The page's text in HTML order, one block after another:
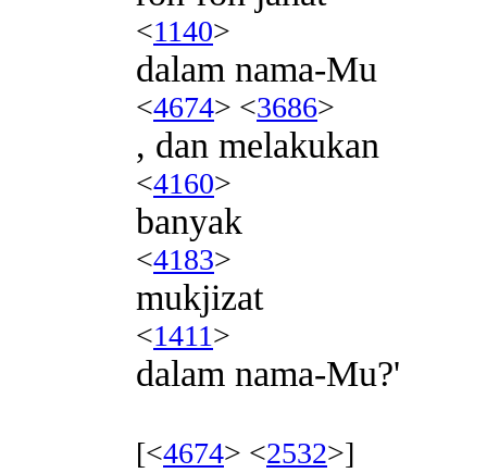
<1140>
dalam nama-Mu
<4674> <3686>
, dan melakukan
<4160>
banyak
<4183>
mukjizat
<1411>
dalam nama-Mu?'
[<4674> <2532>]